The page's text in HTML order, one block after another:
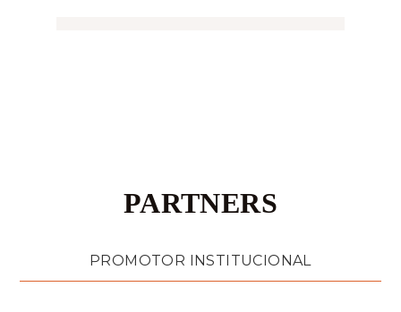
PARTNERS
PROMOTOR INSTITUCIONAL